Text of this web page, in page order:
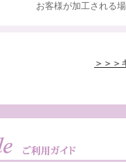
お客様が加工される
＞＞＞